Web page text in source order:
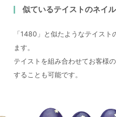
似ているテイストのネイ
「1480」と似たようなテイス
ます。
テイストを組み合わせてお客様
することも可能です。